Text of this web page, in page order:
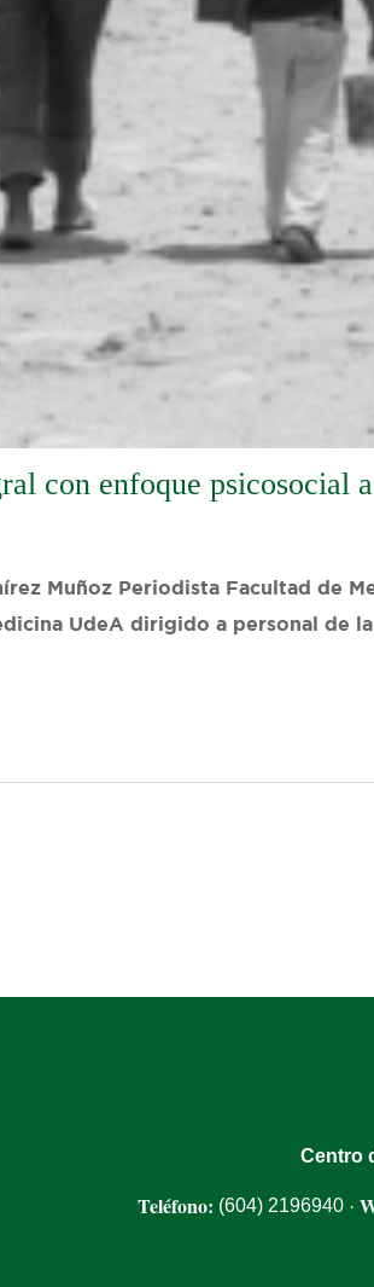
con enfoque psicosocial
Muñoz Periodista Facultad de
UdeA dirigido a personal de
Centro
Teléfono: (604) 2196940·